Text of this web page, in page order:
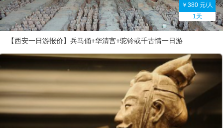
￥380 元/人
1天
【西安一日游报价】兵马俑+华清宫+驼铃或千古情一日游